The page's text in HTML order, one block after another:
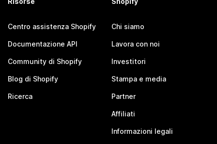
Centro assistenza Shopify
Documentazione API
Community di Shopify
Blog di Shopify
Ricerca
Chi siamo
Lavora con noi
Investitori
Stampa e media
Partner
Affiliati
Informazioni legali